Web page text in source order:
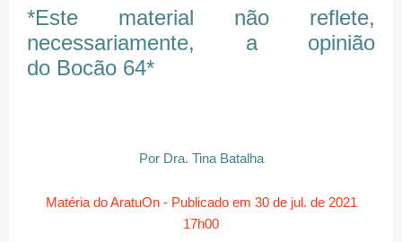
*Este material não reflete,
necessariamente, a opinião
do Bocão 64*
Por Dra. Tina Batalha
Matéria do AratuOn - Publicado em 30 de jul. de 2021
17h00